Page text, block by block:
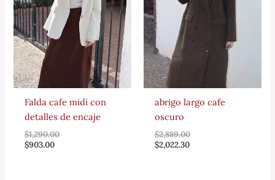
Falda cafe midi con
detalles de encaje
$1,290.00
$903.00
abrigo largo cafe
oscuro
$2,889.00
$2,022.30